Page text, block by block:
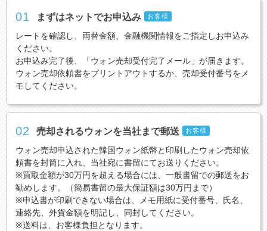
01 まずはネットでお申込み お客様
レートを確認し、両替金額、金融機関情報をご指定しお申込み
ください。
お申込み完了後、「ウォン売却受付完了メール」が届きます。
ウォン売却依頼書をプリントアウトするか、売却受付番号をメ
モしてください。
02 売却されるウォンを当社まで郵送 お客様
ウォン売却申込された韓国ウォン紙幣と印刷したウォン売却依
頼書を封筒に入れ、当社宛に書留にてお送りください。
※買取金額が30万円を超える場合には、一般書留での郵送をお
勧めします。（簡易書留の最大保証額は30万円まで）
※申込書が印刷できない場合は、メモ用紙に受付番号、氏名、
連絡先、外貨金額を明記し、同封してください。
※送料は、お客様負担となります。